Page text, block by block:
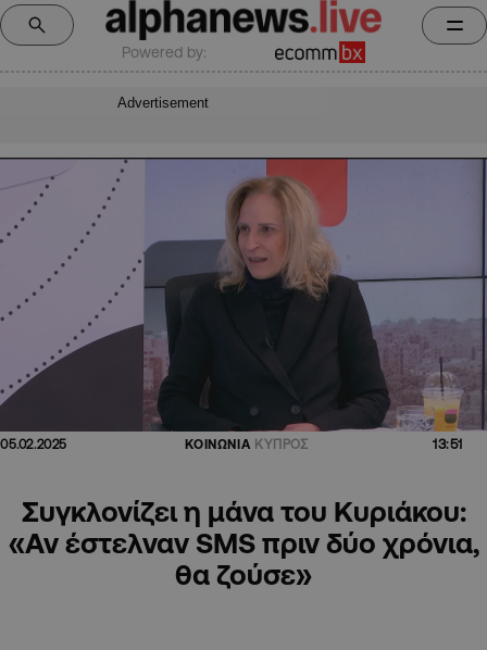
Powered by:
Advertisement
05.02.2025 ΚΟΙΝΩΝΙΑ ΚΥΠΡΟΣ 13:51
Συγκλονίζει η μάνα του Κυριάκου:
«Αν έστελναν SMS πριν δύο χρόνια,
θα ζούσε»